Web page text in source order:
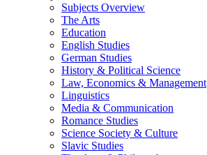
Subjects Overview
The Arts
Education
English Studies
German Studies
History & Political Science
Law, Economics & Management
Linguistics
Media & Communication
Romance Studies
Science Society & Culture
Slavic Studies